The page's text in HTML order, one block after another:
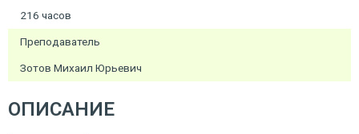
216 часов
Преподаватель
Зотов Михаил Юрьевич
ОПИСАНИЕ